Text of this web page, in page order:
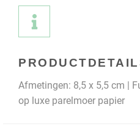
Afmetingen: 8,5 x 5,5 cm |
op luxe parelmoer papier